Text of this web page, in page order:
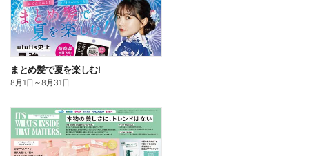
まとめ髪で夏を楽しむ!
8月1日 ～8月31日